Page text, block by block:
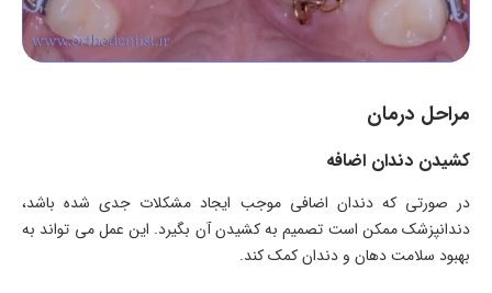
مراحل درمان
کشیدن دندان اضافه
در صورتی که دندان اضافی موجب ایجاد مشکلات جدی شده باشد،
دندانپزشک ممکن است تصمیم به کشیدن آن بگیرد. این عمل می تواند به
بهبود سلامت دهان و دندان کمک کند.